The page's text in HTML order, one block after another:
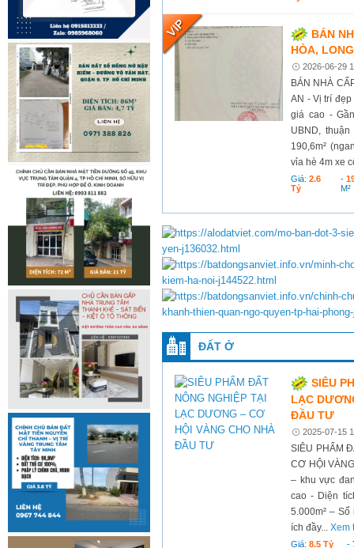
BÁN
HÒA,
2026-06-29
BÁN NHÀ
AN - Vị trí
giá cao -
UBND,
190,6m²
vỉa hè 4m xe
Giá:2.6
Tỷ
-
M²
ĐẤT Ở
SIÊU
LẠC
ĐẦU TƯ
2025-07-15
SIÊU PHẨM
CƠ HỘI
– khu vực
cao - Diện
5.000m² –
ích đầy...Xem
Giá:8.5 Tỷ -